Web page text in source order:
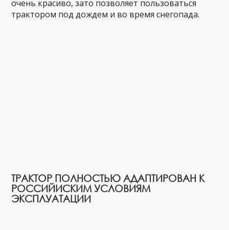
очень красиво, зато позволяет пользоваться
трактором под дождем и во время снегопада.
ТРАКТОР ПОЛНОСТЬЮ АДАПТИРОВАН К
РОССИЙИСКИМ УСЛОВИЯМ
ЭКСПЛУАТАЦИИ